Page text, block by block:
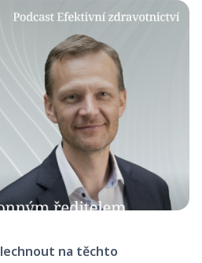
na těchto